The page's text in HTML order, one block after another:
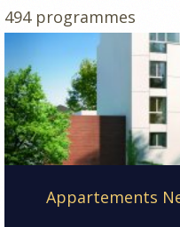
494 programmes
Appartements